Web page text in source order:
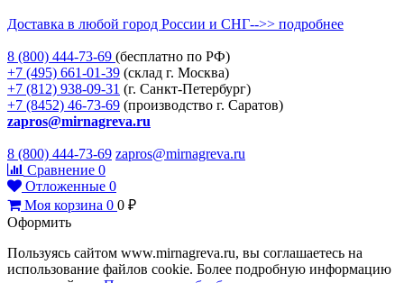
Доставка в любой город России и СНГ-->> подробнее
8 (800) 444-73-69 (бесплатно по РФ)
+7 (495) 661-01-39 (склад г. Москва)
+7 (812) 938-09-31 (г. Санкт-Петербург)
+7 (8452) 46-73-69 (производство г. Саратов)
zapros@mirnagreva.ru
8 (800) 444-73-69 zapros@mirnagreva.ru
Сравнение 0
Отложенные 0
Моя корзина 0 0 ₽
Оформить
Пользуясь сайтом www.mirnagreva.ru, вы соглашаетесь на
использование файлов cookie. Более подробную информацию